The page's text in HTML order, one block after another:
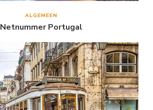
ALGEMEEN
Netnummer Portugal